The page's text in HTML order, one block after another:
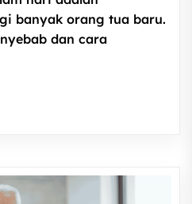
banyak orang tua baru.
dan cara